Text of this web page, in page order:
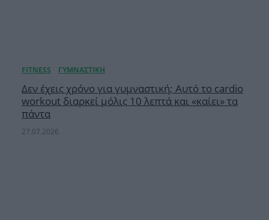
Δεν έχεις χρόνο για γυμναστική; Αυτό το cardio
workout διαρκεί μόλις 10 λεπτά και «καίει» τα
πάντα
27.07.2026